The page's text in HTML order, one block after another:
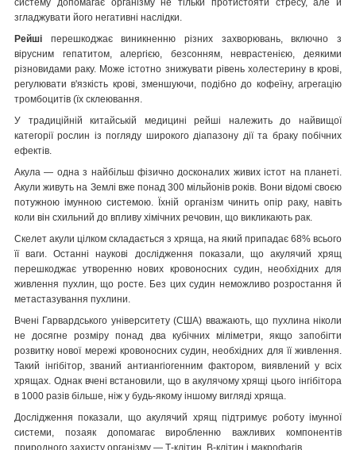
систему допомагає організму не тільки протистояти стресу, але й
згладжувати його негативні наслідки.
Рейші перешкоджає виникненню різних захворювань, включно з
вірусним гепатитом, алергією, безсонням, неврастенією, деякими
різновидами раку. Може істотно знижувати рівень холестерину в крові,
регулювати в'язкість крові, зменшуючи, подібно до кофеїну, агрегацію
тромбоцитів (їх склеювання.
У традиційній китайській медицині рейші належить до найвищої
категорії рослин із погляду широкого діапазону дії та браку побічних
ефектів.
Акула — одна з найбільш фізично досконалих живих істот на планеті.
Акули живуть на Землі вже понад 300 мільйонів років. Вони відомі своєю
потужною імунною системою. Їхній організм чинить опір раку, навіть
коли він схильний до впливу хімічних речовин, що викликають рак.
Скелет акули цілком складається з хряща, на який припадає 68% всього
її ваги. Останні наукові дослідження показали, що акулячий хрящ
перешкоджає утворенню нових кровоносних судин, необхідних для
живлення пухлин, що росте. Без цих судин неможливо розростання й
метастазування пухлини.
Вчені Гарвардського університету (США) вважають, що пухлина ніколи
не досягне розміру понад два кубічних міліметри, якщо запобігти
розвитку нової мережі кровоносних судин, необхідних для її живлення.
Такий інгібітор, званий антиангіогенним фактором, виявлений у всіх
хрящах. Однак вчені встановили, що в акулячому хрящі цього інгібітора
в 1000 разів більше, ніж у будь-якому іншому вигляді хряща.
Дослідження показали, що акулячий хрящ підтримує роботу імунної
системи, позаяк допомагає виробленню важливих компонентів